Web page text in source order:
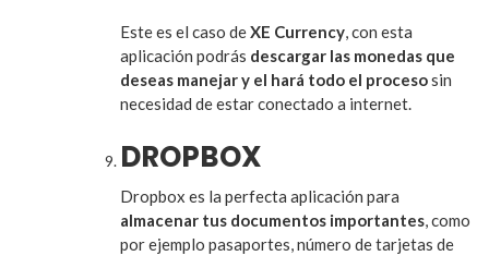
Este es el caso deXE Currency, con esta
aplicación podrás descargar las monedas que
deseas manejar y el hará todo el procesosin
necesidad de estar conectado a internet.
DROPBOX
Dropbox es la perfecta aplicación para
almacenar tus documentos importantes, como
por ejemplo pasaportes, número de tarjetas de